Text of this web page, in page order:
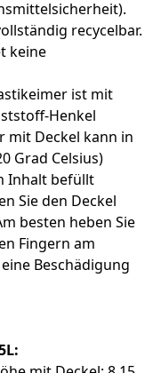
recycelbar.
keine
ist mit
Henkel
mit Deckel kann in
Grad Celsius)
Inhalt befüllt
Sie den Deckel
besten heben Sie
Fingern am
Beschädigung